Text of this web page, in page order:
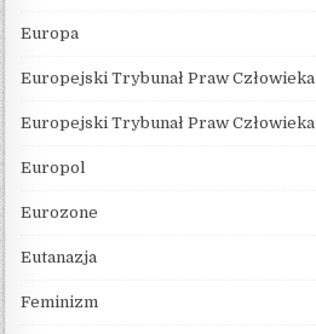
Europa
Europejski Trybunał Praw Człowieka
Europejski Trybunał Praw Człowieka
Europol
Eurozone
Eutanazja
Feminizm